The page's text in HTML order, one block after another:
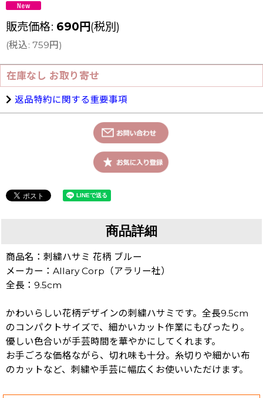
販売価格: 690 円(税別)
(税込: 759円 )
在庫なし お取り寄せ
返品特約に関する重要事項
商品詳細
商品名：刺繍ハサミ 花柄 ブルー
メーカー：Allary Corp（アラリー社）
全長：9.5cm
かわいらしい花柄デザインの刺繍ハサミです。全長9.5cm
のコンパクトサイズで、細かいカット作業にもぴったり。
優しい色合いが手芸時間を華やかにしてくれます。
お手ごろな価格ながら、切れ味も十分。糸切りや細かい布
のカットなど、刺繍や手芸に幅広くお使いいただけます。